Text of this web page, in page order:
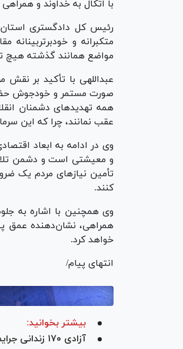
با اتکال به خداوند و
رئیس کل دادگستری استان
متکبرانه و
مواضع همانند گذشته هیچ
عبداللهی با تأکید بر نقش
صورت مستمر و خودجوش
همه تهدید‌های دشمنان
عقب نمانند، چرا که این
وی در ادامه به ابعاد
و معیشتی است و دشمن تلاش
تأمین نیاز‌های مردم یک
کنند.
وی همچنین با اشاره به
همراهی، نشان‌دهنده عمق
خواهد کرد.
انتهای پیام/
بیشتر بخوانید:
آزادی ۱۷۰ زندانی جرایم غیرعمد استان خراسان جنوبی در سال ۱۴۰۴